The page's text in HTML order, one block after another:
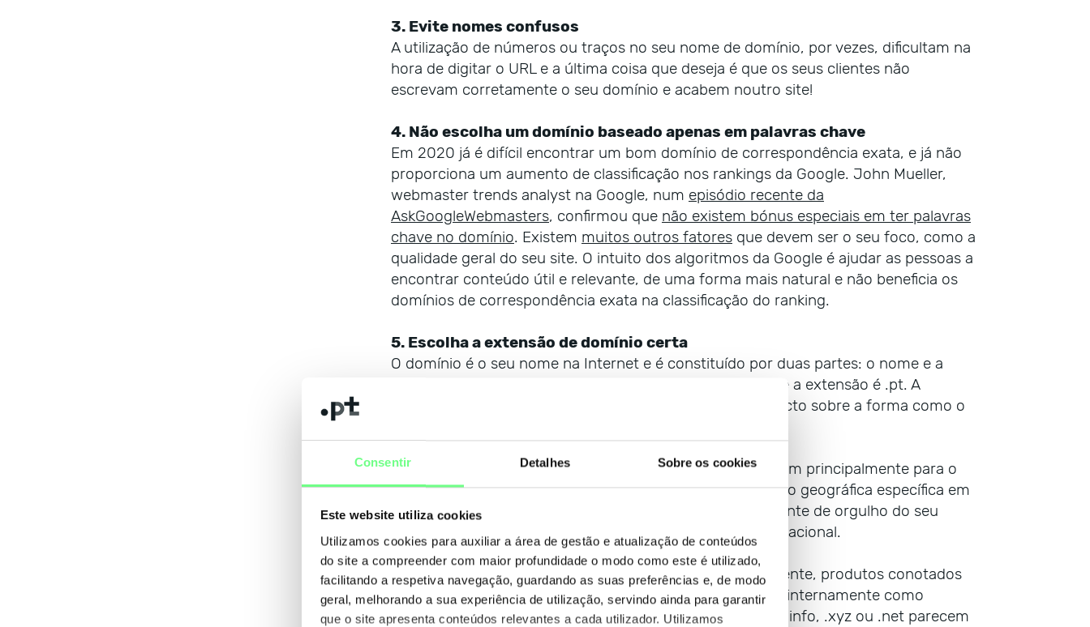
Consentir Detalhes Sobre os cookies
Este website utiliza cookies
Utilizamos cookies para auxiliar a área de gestão e atualização de conteúdos
do site a compreender com maior profundidade o modo como este é utilizado,
facilitando a respetiva navegação, guardando as suas preferências e, de modo
geral, melhorando a sua experiência de utilização, servindo ainda para garantir
que o site apresenta conteúdos relevantes a cada utilizador. Utilizamos
3. Evite nomes confusos
A utilização de números ou traços no seu nome de domínio, por vezes, dificultam na
hora de digitar o URL e a última coisa que deseja é que os seus clientes não
escrevam corretamente o seu domínio e acabem noutro site!
4. Não escolha um domínio baseado apenas em palavras chave
Em 2020 já é difícil encontrar um bom domínio de correspondência exata, e já não
proporciona um aumento de classificação nos rankings da Google. John Mueller,
webmaster trends analyst na Google, num episódio recente da
AskGoogleWebmasters, confirmou que não existem bónus especiais em ter palavras
chave no domínio. Existem muitos outros fatores que devem ser o seu foco, como a
qualidade geral do seu site. O intuito dos algoritmos da Google é ajudar as pessoas a
encontrar conteúdo útil e relevante, de uma forma mais natural e não beneficia os
domínios de correspondência exata na classificação do ranking.
5. Escolha a extensão de domínio certa
O domínio é o seu nome na Internet e é constituído por duas partes: o nome e a
extensão. Por exemplo, o domínio dns.pt, o nome é dns e a extensão é .pt. A
extensão de domínio escolhida pode ter um grande impacto sobre a forma como o
A extensão .pt é a escolha ideal para empresas que vendem principalmente para o
mercado nacional, que oferecem serviços para uma região geográfica específica em
Portugal e que apresentam o seu país como um constituinte de orgulho do seu
negócio ou iniciativa. Mas também para o mercado internacional.
Os domínios .pt permitem situar o seu negócio e, atualmente, produtos conotados
com Portugal beneficiam de uma imagem positiva, tanto internamente como
externamente, enquanto, por exemplo, os domínios .biz, .info, .xyz ou .net parecem